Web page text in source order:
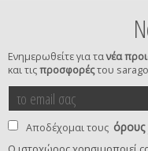
Ενημερωθείτε για τανέα
και τιςπροσφορέςτου
το
email
σας
Αποδέχομαι τους όρους